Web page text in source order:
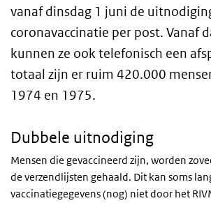
vanaf dinsdag 1 juni de
coronavaccinatie per post. Vanaf
kunnen ze ook telefonisch een
totaal zijn er ruim 420.000
1974 en 1975.
Dubbele uitnodiging
Mensen die gevaccineerd zijn, worden
de verzendlijsten gehaald. Dit kan soms
vaccinatiegegevens (nog) niet door het